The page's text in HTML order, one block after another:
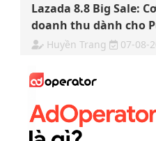
Lazada 8.8 Big Sale:
doanh thu dành cho
Huyền Trang 07-08-